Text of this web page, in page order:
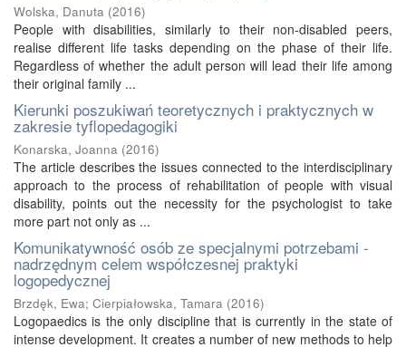
Wolska, Danuta (2016)
People with disabilities, similarly to their non-disabled peers,
realise different life tasks depending on the phase of their life.
Regardless of whether the adult person will lead their life among
their original family ...
Kierunki poszukiwań teoretycznych i praktycznych w
zakresie tyflopedagogiki
Konarska, Joanna (2016)
The article describes the issues connected to the interdisciplinary
approach to the process of rehabilitation of people with visual
disability, points out the necessity for the psychologist to take
more part not only as ...
Komunikatywność osób ze specjalnymi potrzebami -
nadrzędnym celem współczesnej praktyki
logopedycznej
Brzdęk, Ewa; Cierpiałowska, Tamara (2016)
Logopaedics is the only discipline that is currently in the state of
intense development. It creates a number of new methods to help